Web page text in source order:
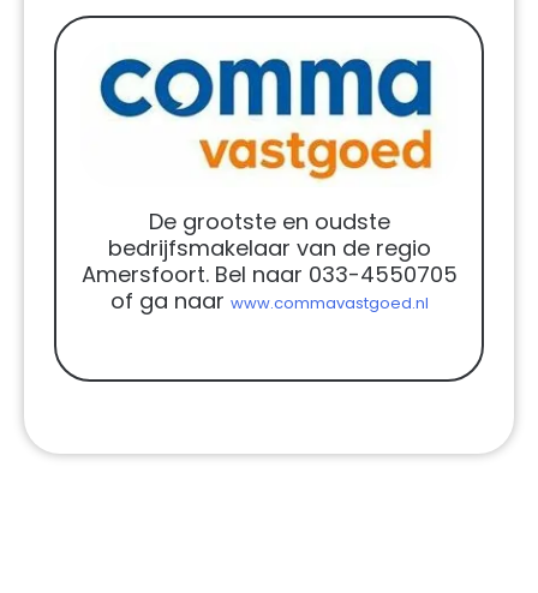
De grootste en oudste
bedrijfsmakelaar van de regio
Amersfoort. Bel naar 033-4550705
of ga naar www.commavastgoed.nl